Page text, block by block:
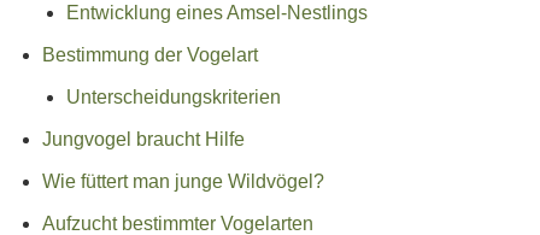
Entwicklung eines Amsel-Nestlings
Bestimmung der Vogelart
Unterscheidungskriterien
Jungvogel braucht Hilfe
Wie füttert man junge Wildvögel?
Aufzucht bestimmter Vogelarten